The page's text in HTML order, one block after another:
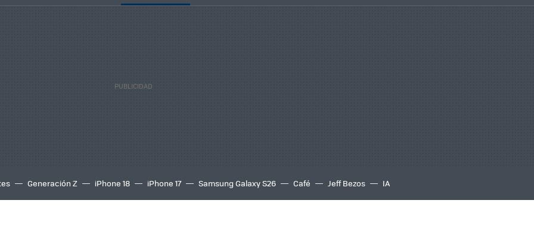
Generación Z iPhone 18 iPhone 17 Samsung Galaxy S26 Café Jeff Bezos IA